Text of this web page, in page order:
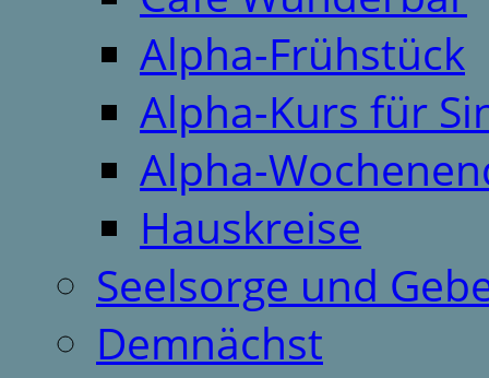
Alpha-Frühstück
Alpha-Kurs für
Alpha-
Hauskreise
Seelsorge und
Demnächst